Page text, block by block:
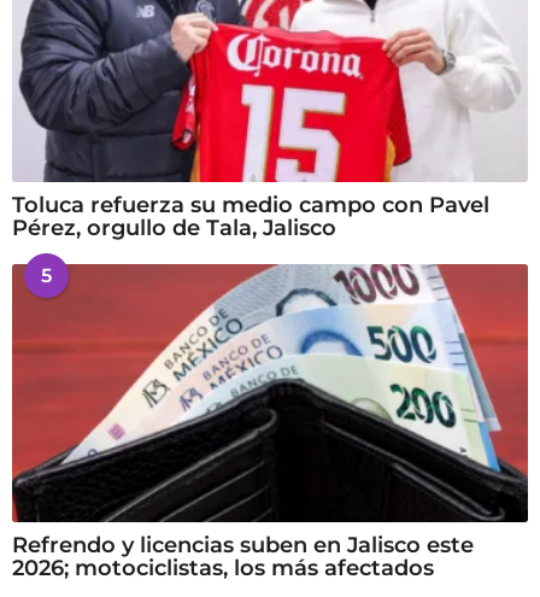
Toluca refuerza su medio campo con Pavel
Pérez, orgullo de Tala, Jalisco
5
Refrendo y licencias suben en Jalisco este
2026; motociclistas, los más afectados